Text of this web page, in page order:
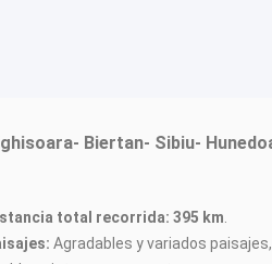
Biertan- Sibiu-
total recorrida: 395 km
Agradables y variados